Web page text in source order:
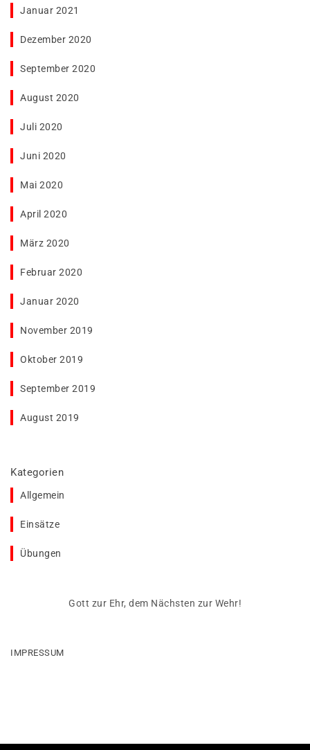
Januar 2021
Dezember 2020
September 2020
August 2020
Juli 2020
Juni 2020
Mai 2020
April 2020
März 2020
Februar 2020
Januar 2020
November 2019
Oktober 2019
September 2019
August 2019
Kategorien
Allgemein
Einsätze
Übungen
Gott zur Ehr, dem Nächsten zur Wehr!
IMPRESSUM